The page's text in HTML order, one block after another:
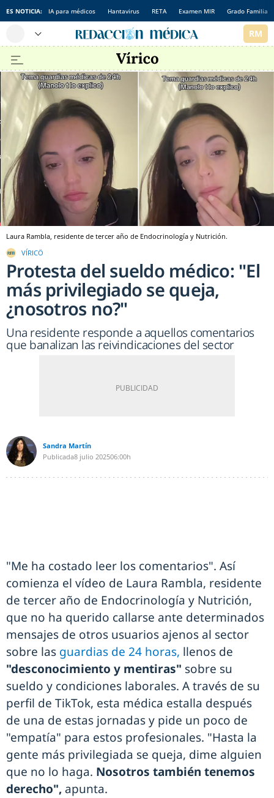
ES NOTICIA: IA para médicos Hantavirus RETA Examen MIR Grado Familia
Laura Rambla, residente de tercer año de Endocrinología y Nutrición.
VÍRICÖ
Protesta del sueldo médico: "El
más privilegiado se queja,
¿nosotros no?"
Una residente responde a aquellos comentarios
que banalizan las reivindicaciones del sector
Sandra Martín
Publicada8 julio 202506:00h
"Me ha costado leer los comentarios". Así
comienza el vídeo de Laura Rambla, residente
de tercer año de Endocrinología y Nutrición,
que no ha querido callarse ante determinados
mensajes de otros usuarios ajenos al sector
sobre las guardias de 24 horas, llenos de
"desconocimiento y mentiras" sobre su
sueldo y condiciones laborales. A través de su
perfil de TikTok, esta médica estalla después
de una de estas jornadas y pide un poco de
"empatía" para estos profesionales. "Hasta la
gente más privilegiada se queja, dime alguien
que no lo haga. Nosotros también tenemos
derecho", apunta.